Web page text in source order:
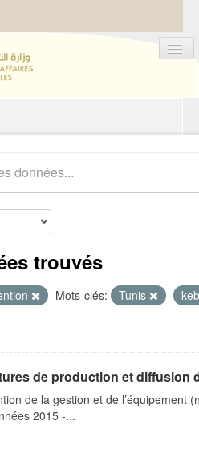
trouvés
Mots-clés: Tunis
de production et diffusion
de la gestion et de
2015 -...